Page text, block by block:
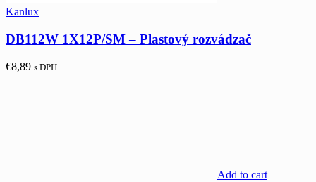
Kanlux
DB112W 1X12P/SM – Plastový rozvádzač
€8,89 s DPH
Add to cart